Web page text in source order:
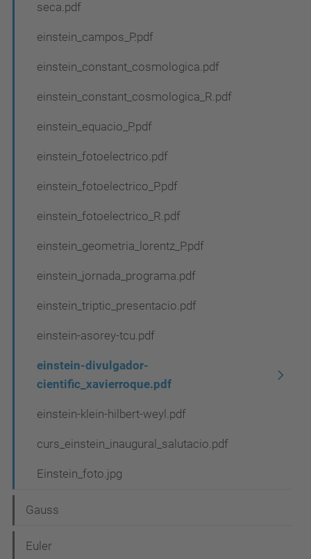
seca.pdf
einstein_campos_P.pdf
einstein_constant_cosmologica.pdf
einstein_constant_cosmologica_R.pdf
einstein_equacio_P.pdf
einstein_fotoelectrico.pdf
einstein_fotoelectrico_P.pdf
einstein_fotoelectrico_R.pdf
einstein_geometria_lorentz_P.pdf
einstein_jornada_programa.pdf
einstein_triptic_presentacio.pdf
einstein-asorey-tcu.pdf
einstein-divulgador-
cientific_xavierroque.pdf
einstein-klein-hilbert-weyl.pdf
curs_einstein_inaugural_salutacio.pdf
Einstein_foto.jpg
Gauss
Euler